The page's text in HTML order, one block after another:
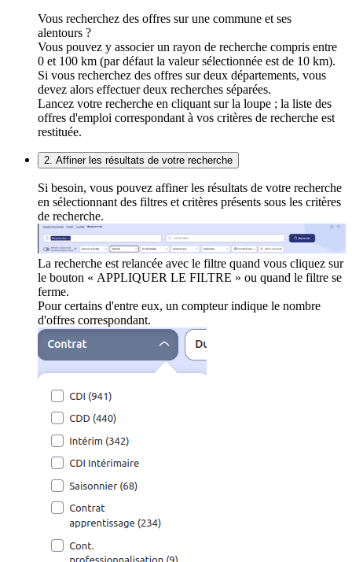
Vous recherchez des offres sur une commune et ses
alentours ?
Vous pouvez y associer un rayon de recherche compris entre
0 et 100 km (par défaut la valeur sélectionnée est de 10 km).
Si vous recherchez des offres sur deux départements, vous
devez alors effectuer deux recherches séparées.
Lancez votre recherche en cliquant sur la loupe ; la liste des
offres d'emploi correspondant à vos critères de recherche est
restituée.
2. Affiner les résultats de votre recherche
Si besoin, vous pouvez affiner les résultats de votre recherche
en sélectionnant des filtres et critères présents sous les critères
de recherche.
La recherche est relancée avec le filtre quand vous cliquez sur
le bouton « APPLIQUER LE FILTRE » ou quand le filtre se
ferme.
Pour certains d'entre eux, un compteur indique le nombre
d'offres correspondant.